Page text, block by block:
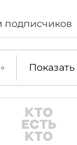
подписчиков
Показать